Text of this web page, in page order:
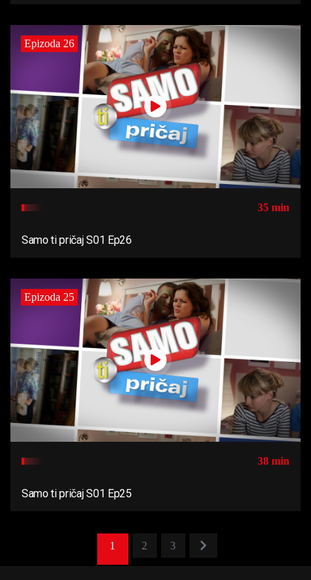
Epizoda 26
35 min
Samo ti pričaj S01 Ep26
Epizoda 25
38 min
Samo ti pričaj S01 Ep25
1 2 3